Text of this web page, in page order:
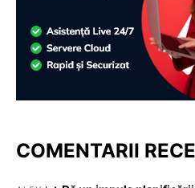
COMENTARII